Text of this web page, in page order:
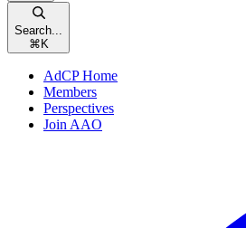
Search...
⌘ K
AdCP Home
Members
Perspectives
Join AAO